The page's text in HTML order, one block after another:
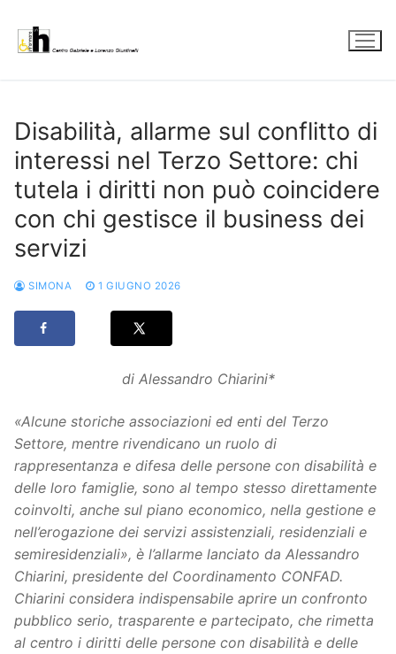
contenuto
Disabilità, allarme sul conflitto di
interessi nel Terzo Settore: chi
tutela i diritti non può coincidere
con chi gestisce il business dei
servizi
SIMONA 1 GIUGNO 2026
di Alessandro Chiarini*
«Alcune storiche associazioni ed enti del Terzo
Settore, mentre rivendicano un ruolo di
rappresentanza e difesa delle persone con disabilità e
delle loro famiglie, sono al tempo stesso direttamente
coinvolti, anche sul piano economico, nella gestione e
nell’erogazione dei servizi assistenziali, residenziali e
semiresidenziali», è l’allarme lanciato da Alessandro
Chiarini, presidente del Coordinamento CONFAD.
Chiarini considera indispensabile aprire un confronto
pubblico serio, trasparente e partecipato, che rimetta
al centro i diritti delle persone con disabilità e delle